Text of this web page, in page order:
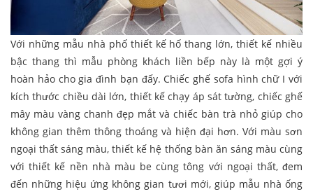
Với những mẫu nhà phố thiết kế hố thang lớn, thiết kế nhiều
bậc thang thì mẫu phòng khách liền bếp này là một gợi ý
hoàn hảo cho gia đình bạn đấy. Chiếc ghế sofa hình chữ I với
kích thước chiều dài lớn, thiết kế chạy áp sát tường, chiếc ghế
mây màu vàng chanh đẹp mắt và chiếc bàn trà nhỏ giúp cho
không gian thêm thông thoáng và hiện đại hơn. Với màu sơn
ngoại thất sáng màu, thiết kế hệ thống bàn ăn sáng màu cùng
với thiết kế nền nhà màu be cùng tông với ngoại thất, đem
đến những hiệu ứng không gian tươi mới, giúp mẫu nhà ống